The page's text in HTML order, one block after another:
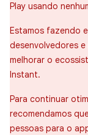
Play usando
Estamos fazendo
desenvolvedores
melhorar o
Instant.
Para continuar
recomendamos
pessoas para o